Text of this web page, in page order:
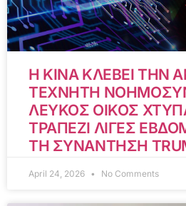
Η ΚΙΝΑ ΚΛΕΒΕΙ ΤΗΝ
ΤΕΧΝΗΤΗ
ΛΕΥΚΟΣ ΟΙΚΟΣ
ΤΡΑΠΕΖΙ ΛΙΓΕΣ
ΤΗ ΣΥΝΑΝΤΗΣΗ
April 24, 2026 No Comments